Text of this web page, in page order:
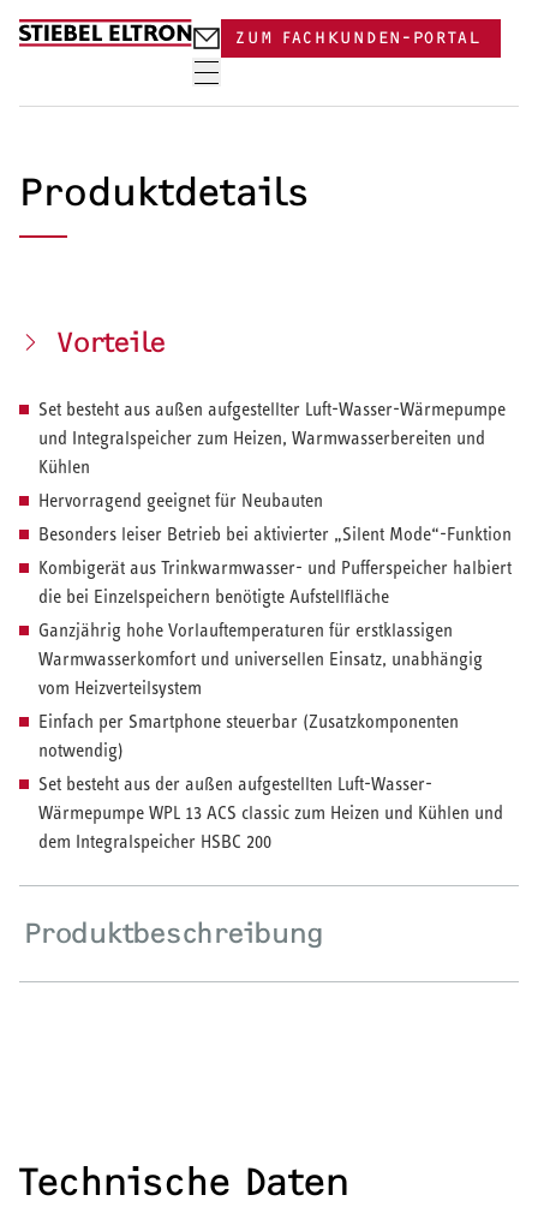
ZUM FACHKUNDEN-PORTAL
HEIZEN UND KÜHLEN
Wärmepumpe
Puffer- und Trinkwarmwasserspeicher
Regelung / Energiemanagement
Elektroheizung
Warmwasser-Wärmepumpe
Produktdetails
Vorteile
Set besteht aus außen aufgestellter Luft-Wasser-Wärmepumpe
und Integralspeicher zum Heizen, Warmwasserbereiten und
Kühlen
Hervorragend geeignet für Neubauten
Besonders leiser Betrieb bei aktivierter „Silent Mode“-Funktion
Kombigerät aus Trinkwarmwasser- und Pufferspeicher halbiert
die bei Einzelspeichern benötigte Aufstellfläche
Ganzjährig hohe Vorlauftemperaturen für erstklassigen
Warmwasserkomfort und universellen Einsatz, unabhängig
vom Heizverteilsystem
Einfach per Smartphone steuerbar (Zusatzkomponenten
notwendig)
Set besteht aus der außen aufgestellten Luft-Wasser-
Wärmepumpe WPL 13 ACS classic zum Heizen und Kühlen und
dem Integralspeicher HSBC 200
Produktbeschreibung
Technische Daten